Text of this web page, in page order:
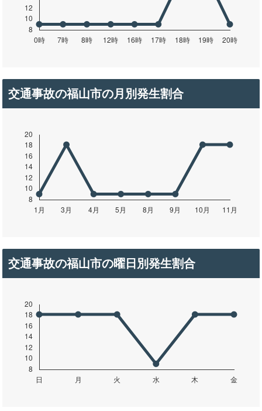
交通事故の福山市の月別発生割合
交通事故の福山市の曜日別発生割合